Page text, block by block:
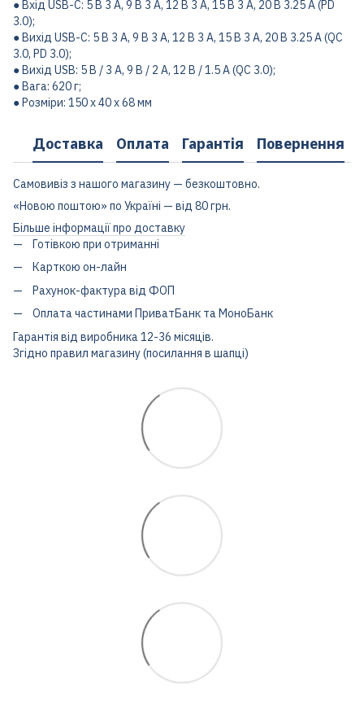
● Вхід USB-C: 5 В 3 А, 9 В 3 А, 12 В 3 А, 15 В 3 А, 20 В 3.25 А (PD
3.0);
● Вихід USB-C: 5 В 3 А, 9 В 3 А, 12 В 3 А, 15 В 3 А, 20 В 3.25 А (QC
3.0, PD 3.0);
● Вихід USB: 5 В / 3 A, 9 В / 2 А, 12 В / 1.5 A (QC 3.0);
● Вага: 620 г;
● Розміри: 150 x 40 x 68 мм
Доставка Оплата Гарантія Повернення
Самовивіз з нашого магазину — безкоштовно.
«Новою поштою» по Україні — від 80 грн.
Більше інформації про доставку
Готівкою при отриманні
Карткою он-лайн
Рахунок-фактура від ФОП
Оплата частинами ПриватБанк та МоноБанк
Гарантія від виробника 12-36 місяців.
Згідно правил магазину (посилання в шапці)